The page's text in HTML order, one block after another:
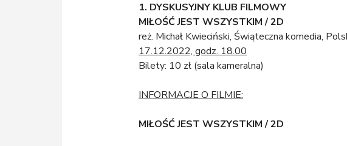
1. DYSKUSYJNY KLUB FILMOWY
MIŁOŚĆ JEST WSZYSTKIM / 2D
reż. Michał Kwieciński, Świąteczna komedia,
17.12.2022, godz. 18.00
Bilety: 10 zł (sala kameralna)
INFORMACJE O FILMIE:
MIŁOŚĆ JEST WSZYSTKIM / 2D